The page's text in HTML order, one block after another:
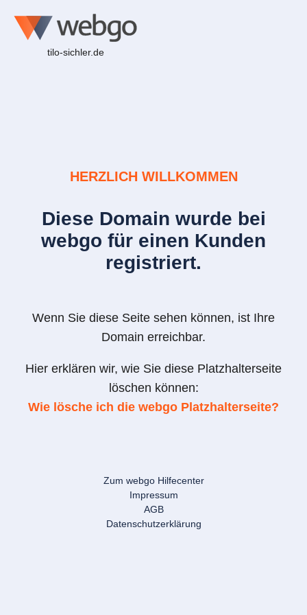
tilo-sichler.de
HERZLICH WILLKOMMEN
Diese Domain wurde bei
webgo für einen Kunden
registriert.
Wenn Sie diese Seite sehen können, ist Ihre
Domain erreichbar.
Hier erklären wir, wie Sie diese Platzhalterseite
löschen können:
Wie lösche ich die webgo Platzhalterseite?
Zum webgo Hilfecenter
Impressum
AGB
Datenschutzerklärung